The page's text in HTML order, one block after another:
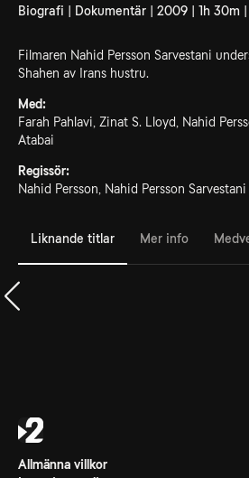
Biografi | Dokumentär | 2009 | 1h 30m
Filmaren Nahid Persson Sarvestani
Shahen av Irans hustru.
Med:
Farah Pahlavi, Zinat S. Lloyd, Nahid
Atabai
Regissör:
Nahid Persson, Nahid Persson Sarvestani
Liknande titlar Mer info
Allmänna villkor